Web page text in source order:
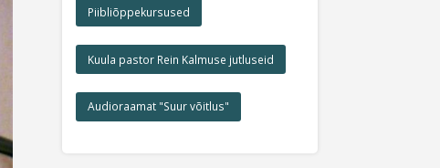
Piibliõppekursused
Kuula pastor Rein Kalmuse jutluseid
Audioraamat "Suur võitlus"